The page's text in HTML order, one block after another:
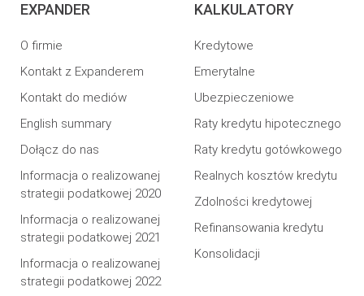
EXPANDER
O firmie
Kontakt z Expanderem
Kontakt do mediów
English summary
Dołącz do nas
Informacja o realizowanej
strategii podatkowej 2020
Informacja o realizowanej
strategii podatkowej 2021
Informacja o realizowanej
strategii podatkowej 2022
KALKULATORY
Kredytowe
Emerytalne
Ubezpieczeniowe
Raty kredytu hipotecznego
Raty kredytu gotówkowego
Realnych kosztów kredytu
Zdolności kredytowej
Refinansowania kredytu
Konsolidacji